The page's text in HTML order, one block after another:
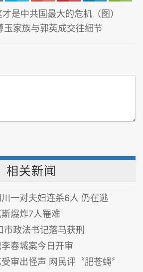
是中共国最大的危机（图）
玉家族与郭英成交往细节
相关新闻
川一对夫妇连杀6人 仍在逃
爆炸7人罹难
政法书记落马获刑
春城案今日开审
审出怪声 网民评〝肥苍蝇〞